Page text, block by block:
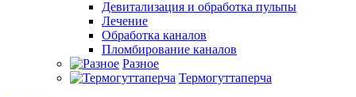
Девитализация и обработка пульпы
Лечение
Обработка каналов
Пломбирование каналов
Разное
Термогуттаперча